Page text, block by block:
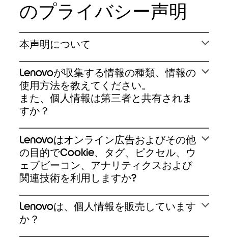
のプライバシー声明
本声明について
Lenovoが収集する情報の種類、情報の
使⽤⽅法を教えてください。
また、個⼈情報は第三者と共有されま
すか？
Lenovoはオンライン広告およびその他
の⽬的でCookie、タグ、ピクセル、ウ
ェブビーコン、アナリティクスおよび
関連技術を利⽤しますか?
Lenovoは、個⼈情報を販売しています
か？